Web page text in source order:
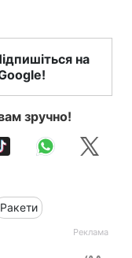
на
зручно!
Ракети